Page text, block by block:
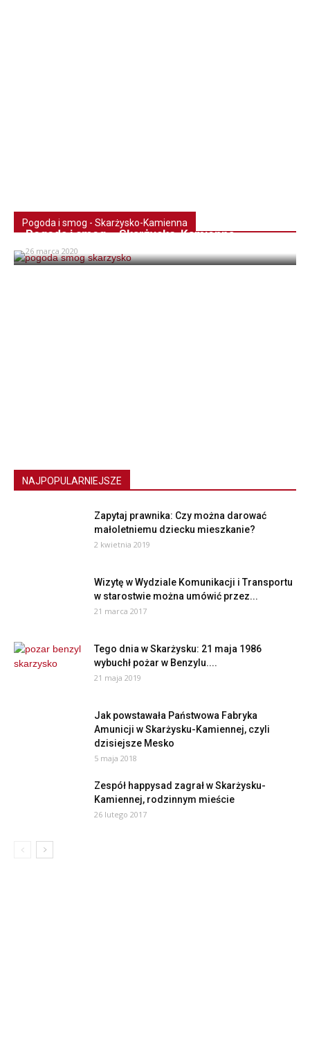
Pogoda i smog - Skarżysko-Kamienna
Pogoda i smog – Skarżysko-Kamienna
26 marca 2020
NAJPOPULARNIEJSZE
Zapytaj prawnika: Czy można darować
małoletniemu dziecku mieszkanie?
2 kwietnia 2019
Wizytę w Wydziale Komunikacji i Transportu
w starostwie można umówić przez...
21 marca 2017
Tego dnia w Skarżysku: 21 maja 1986
wybuchł pożar w Benzylu....
21 maja 2019
Jak powstawała Państwowa Fabryka
Amunicji w Skarżysku-Kamiennej, czyli
dzisiejsze Mesko
5 maja 2018
Zespół happysad zagrał w Skarżysku-
Kamiennej, rodzinnym mieście
26 lutego 2017